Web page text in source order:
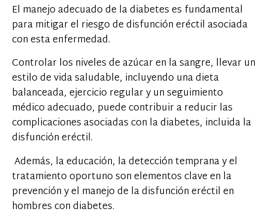
El manejo adecuado de la diabetes es fundamental
para mitigar el riesgo de disfunción eréctil asociada
con esta enfermedad.
Controlar los niveles de azúcar en la sangre, llevar un
estilo de vida saludable, incluyendo una dieta
balanceada, ejercicio regular y un seguimiento
médico adecuado, puede contribuir a reducir las
complicaciones asociadas con la diabetes, incluida la
disfunción eréctil.
Además, la educación, la detección temprana y el
tratamiento oportuno son elementos clave en la
prevención y el manejo de la disfunción eréctil en
hombres con diabetes.